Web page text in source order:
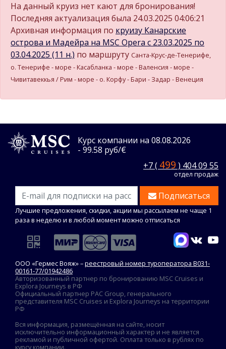
На данный круиз нет кают для бронирования!
Последняя актуализация была 24.03.2025 04:06:21
Архивная информация по круизу Канарские
острова и Мадейра на MSC Opera c 23.03.2025 по
03.04.2025 (11 н.) по маршруту Санта-Крус-де-Тенерифе,
о. Тенерифе - море - Касабланка - море - Валенсия - море -
Чивитавеккья / Рим - море - о. Корфу - Бари - Задар - Венеция
Курс компании на 08.08.2026
- 99.58 руб/€
+7 ( 499 ) 404 09 55
отдел продаж
Подписаться
Лучшие предложения, скидки, акции мы рассылаем не чаще 1
раза в неделю и в любой момент можно отписаться
ООО «Гермес Вояж» –реестровый номер туроператора В031-
00161-77/01942486
Авторизованный партнер по бронированию MSC Cruises и
Explora Journeys в РФ
Официальный партнер PAC Group, генерального
представителя MSC Cruises и Explora Journeys на территории
РФ
Вся информация, размещённая на сайте, носит
исключительно информационный характер и не является
рекламой и публичной офертой. Оплата только в рублях по
курсу компании.